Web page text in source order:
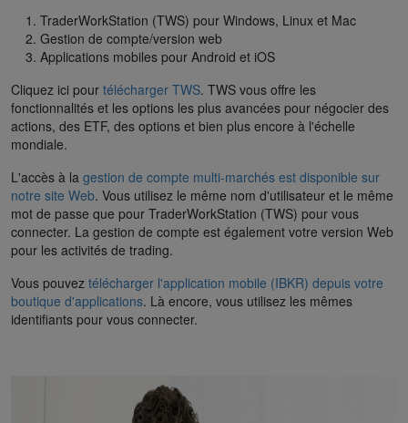
TraderWorkStation (TWS) pour Windows, Linux et Mac
Gestion de compte/version web
Applications mobiles pour Android et iOS
Cliquez ici pour télécharger TWS. TWS vous offre les
fonctionnalités et les options les plus avancées pour négocier des
actions, des ETF, des options et bien plus encore à l'échelle
mondiale.
L'accès à la gestion de compte multi-marchés est disponible sur
notre site Web. Vous utilisez le même nom d'utilisateur et le même
mot de passe que pour TraderWorkStation (TWS) pour vous
connecter. La gestion de compte est également votre version Web
pour les activités de trading.
Vous pouvez télécharger l'application mobile (IBKR) depuis votre
boutique d'applications. Là encore, vous utilisez les mêmes
identifiants pour vous connecter.